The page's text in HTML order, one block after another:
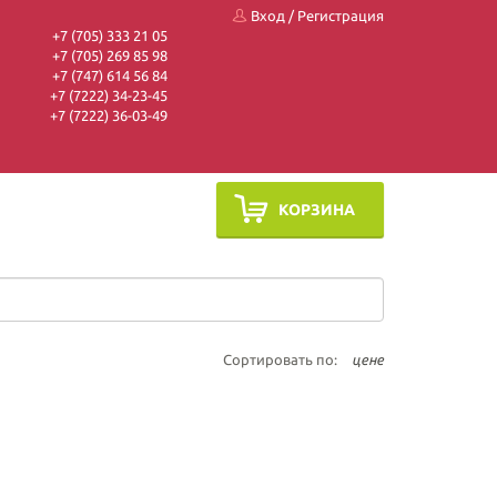
+7 (705) 333 21 05
+7 (705) 269 85 98
+7 (747) 614 56 84
+7 (7222) 34-23-45
+7 (7222) 36-03-49
Вход / Регистрация
КОРЗИНА
Сортировать по: цене